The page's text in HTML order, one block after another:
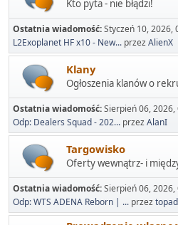
Kto pyta - nie błądzi!
Ostatnia wiadomość:Styczeń 10, 2026,
L2Exoplanet HF x10 - New... przezAlienX
Klany
Ogłoszenia klanów o
Ostatnia wiadomość:Sierpień 06, 2026,
Odp: Dealers Squad - 202... przezAlanI
Targowisko
Oferty wewnątrz- i
Ostatnia wiadomość:Sierpień 06, 2026,
Odp: WTS ADENA Reborn | ... przez